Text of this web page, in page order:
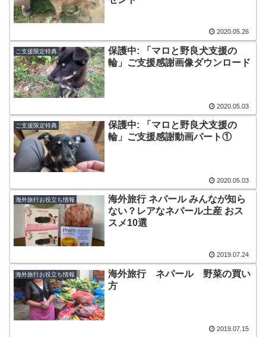
2020.05.26
ご支援限定特典
保護中: 「マロと野良犬支援の
輪」ご支援感謝画像ダウンロード
2020.05.03
ご支援限定特典
保護中: 「マロと野良犬支援の
輪」ご支援感謝動画パート①
2020.05.03
海外旅行お役立ち情報
海外旅行 ネパール みんなが知ら
ない？レアなネパール土産 おス
スメ10選
2019.07.24
海外旅行お役立ち情報
海外旅行 ネパール 野菜の買い
方
2019.07.15